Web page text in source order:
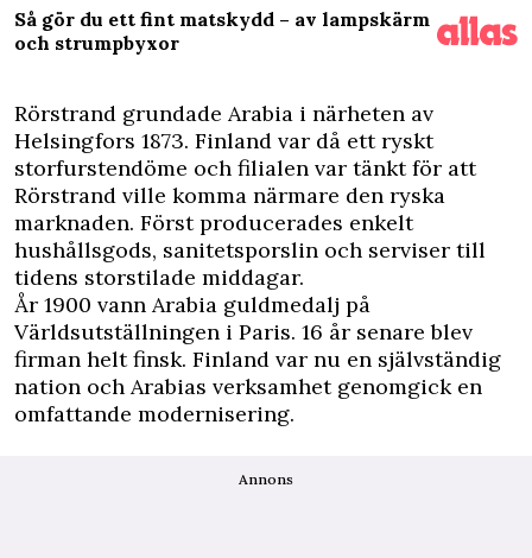
Så gör du ett fint matskydd – av lampskärm
och strumpbyxor
Rörstrand grundade Arabia i närheten av
Helsingfors 1873. Finland var då ett ryskt
storfurstendöme och filialen var tänkt för att
Rörstrand ville komma närmare den ryska
marknaden. Först producerades enkelt
hushållsgods, sanitetsporslin och serviser till
tidens storstilade middagar.
År 1900 vann Arabia guldmedalj på
Världsutställningen i Paris. 16 år senare blev
firman helt finsk. Finland var nu en självständig
nation och Arabias verksamhet genomgick en
omfattande modernisering.
Annons